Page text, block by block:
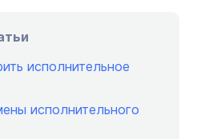
исполнительное
исполнительного